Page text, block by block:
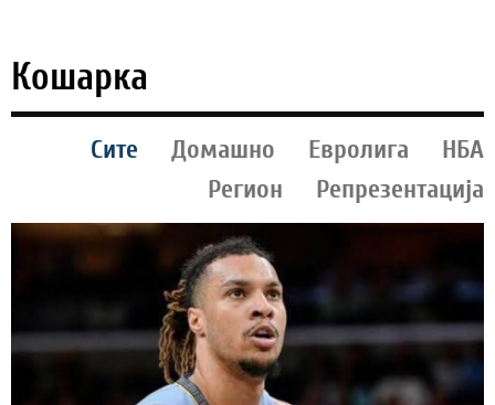
Кошарка
Сите Домашно Евролига
НБА
Регион
Репрезентација